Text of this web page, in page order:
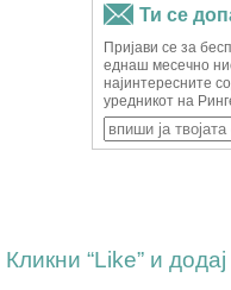
“Like” и